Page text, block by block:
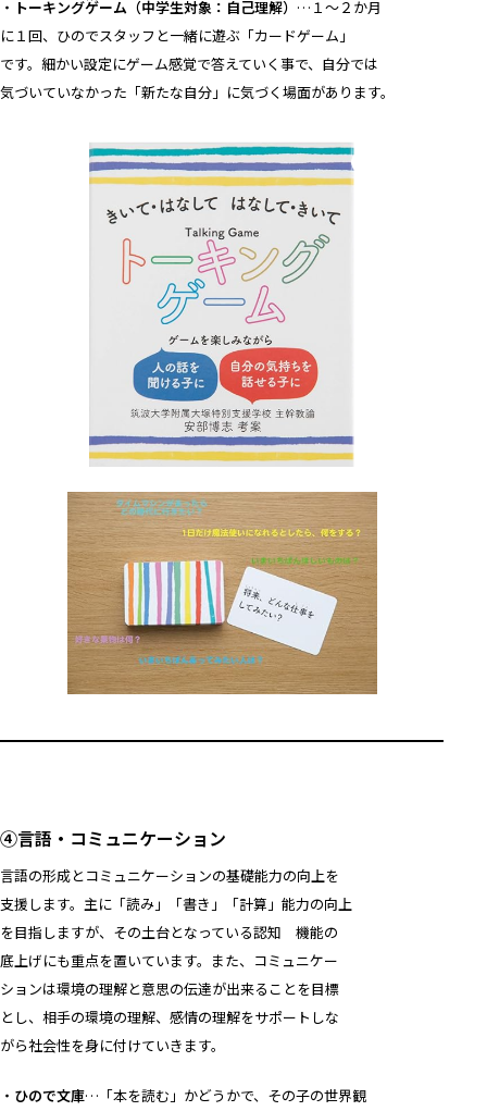
・ トーキングゲーム（中学生対象：自己理解） …１～２か月
に１回、ひのでスタッフと一緒に遊ぶ「カードゲーム」
です。細かい設定にゲーム感覚で答えていく事で、自分では
気づいていなかった「新たな自分」に気づく場面があります。
④言語・コミュニケーション
言語の形成とコミュニケーションの基礎能力の向上を
支援します。主に「読み」「書き」「計算」能力の向上
を目指しますが、その土台となっている認知 機能の
底上げにも重点を置いています。また、コミュニケー
ションは環境の理解と意思の伝達が出来ることを目標
とし、相手の環境の理解、感情の理解をサポートしな
がら社会性を身に付けていきます。
・ ひので文庫…「本を読む」かどうかで、その子の世界観